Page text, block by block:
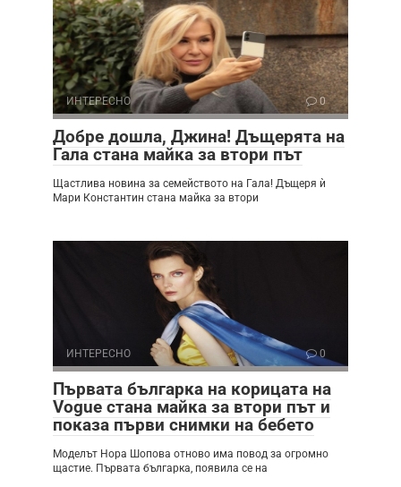
ИНТЕРЕСНО 0
Добре дошла, Джина! Дъщерята на
Гала стана майка за втори път
Щастлива новина за семейството на Гала! Дъщеря ѝ
Мари Константин стана майка за втори
ИНТЕРЕСНО 0
Първата българка на корицата на
Vogue стана майка за втори път и
показа първи снимки на бебето
Моделът Нора Шопова отново има повод за огромно
щастие. Първата българка, появила се на